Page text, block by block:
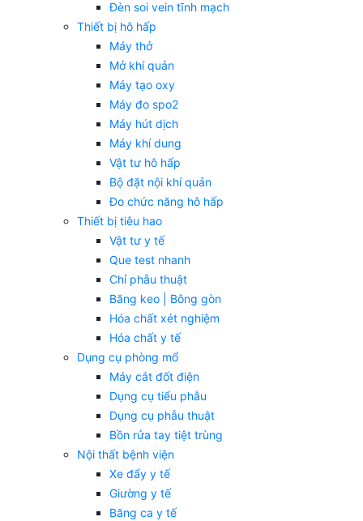
Đèn soi vein tĩnh mạch
Thiết bị hô hấp
Máy thở
Mở khí quản
Máy tạo oxy
Máy đo spo2
Máy hút dịch
Máy khí dung
Vật tư hô hấp
Bộ đặt nội khí quản
Đo chức năng hô hấp
Thiết bị tiêu hao
Vật tư y tế
Que test nhanh
Chỉ phẫu thuật
Băng keo | Bông gòn
Hóa chất xét nghiệm
Hóa chất y tế
Dụng cụ phòng mổ
Máy cắt đốt điện
Dụng cụ tiểu phẫu
Dụng cụ phẫu thuật
Bồn rửa tay tiệt trùng
Nội thất bệnh viện
Xe đẩy y tế
Giường y tế
Băng ca y tế